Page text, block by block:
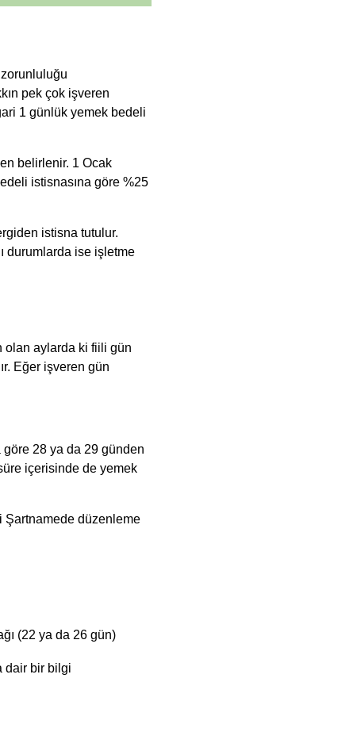
pek çok işveren
1 günlük yemek bedeli
belirlenir. 1 Ocak
istisnasına göre %25
istisna tutulur.
durumlarda ise işletme
olan aylarda ki fiili gün
Eğer işveren gün
göre 28 ya da 29 günden
içerisinde de yemek
Şartnamede düzenleme
(22 ya da 26 gün)
dair bir bilgi